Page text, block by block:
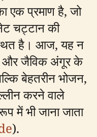
एक प्रमाण है, जो
चट्टान की
है। आज, यह न
और जैविक अंगूर के
बेहतरीन भोजन,
करने वाले
भी जाना जाता
).